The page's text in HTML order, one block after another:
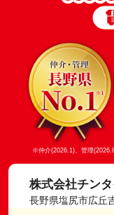
※仲介(2026.1)、管理
株式会社チン
長野県塩尻市広丘